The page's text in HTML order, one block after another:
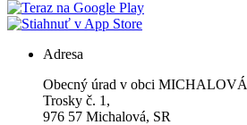
Adresa
Obecný úrad v obci MICHALOVÁ
Trosky č. 1,
976 57 Michalová, SR